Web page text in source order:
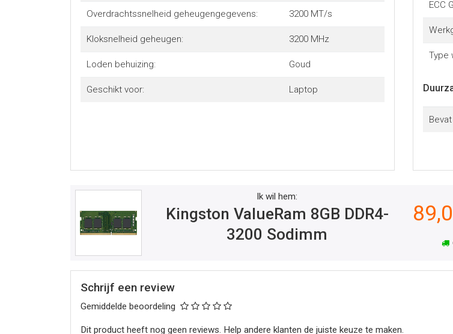
Overdrachtssnelheid geheugengegevens: 3200 MT/s
Kloksnelheid geheugen: 3200 MHz
Loden behuizing: Goud
Geschikt voor: Laptop
ECC
Type
Ik wil hem:
Kingston ValueRam 8GB DDR4-
3200 Sodimm
Schrijf een review
Gemiddelde beoordeling
Dit product heeft nog geen reviews. Help andere klanten de juiste keuze te maken.